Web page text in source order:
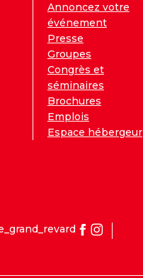
Annoncez votre
événement
Presse
Groupes
Congrès et
séminaires
Brochures
Emplois
Espace hébergeur